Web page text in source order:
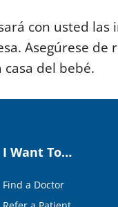
con usted las
Asegúrese de
del bebé.
I Want To…
Find a Doctor